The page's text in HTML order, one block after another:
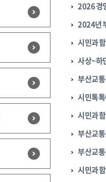
2026 경
2024년
시민과
사상~하
부산교
시민톡
시민과
부산교
부산교
시민과